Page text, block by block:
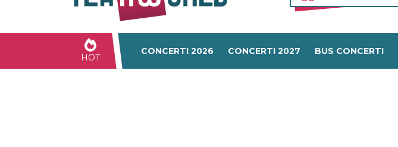
HOT
CONCERTI 2026 CONCERTI 2027 BUS CONCERTI